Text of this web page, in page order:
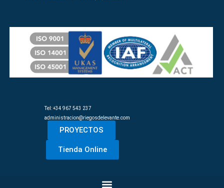
Tel: +34 967 543 237
administracion@riegosdelevante.com
PROYECTOS
Tienda Online